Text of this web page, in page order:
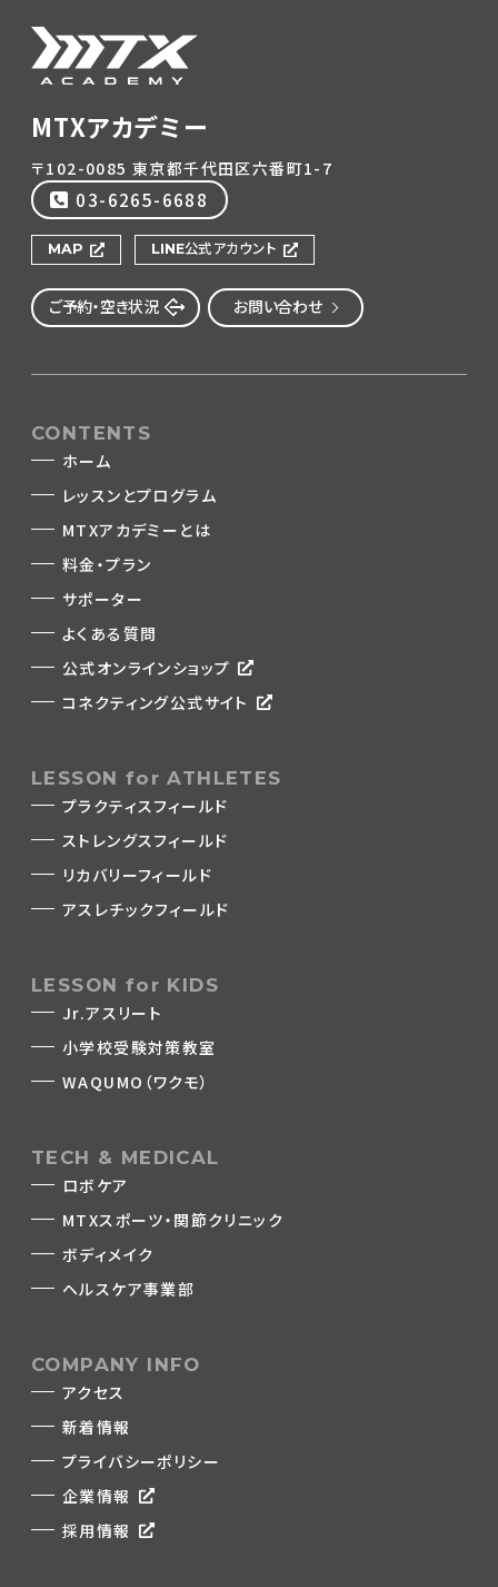
MTXアカデミー
〒102-0085 東京都千代田区六番町1-7
03-6265-6688
MAP LINE公式アカウント
ご予約・空き状況 お問い合わせ
CONTENTS
ホーム
レッスンとプログラム
MTXアカデミーとは
料金・プラン
サポーター
よくある質問
公式オンラインショップ
コネクティング公式サイト
LESSON for ATHLETES
プラクティスフィールド
ストレングスフィールド
リカバリーフィールド
アスレチックフィールド
LESSON for KIDS
Jr.アスリート
小学校受験対策教室
WAQUMO（ワクモ）
TECH & MEDICAL
ロボケア
MTXスポーツ・関節クリニック
ボディメイク
ヘルスケア事業部
COMPANY INFO
アクセス
新着情報
プライバシーポリシー
企業情報
採用情報